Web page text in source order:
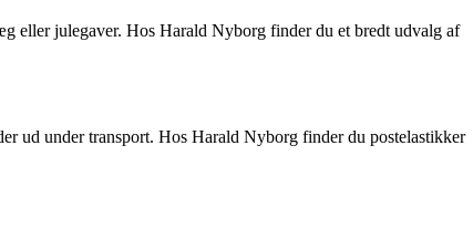
eller julegaver. Hos Harald Nyborg finder du et bredt udvalg af
ud under transport. Hos Harald Nyborg finder du postelastikker